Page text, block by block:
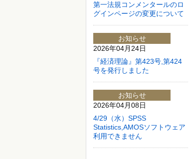
第一法規コンメンタールのロ
グインページの変更について
お知らせ
2026年04月24日
『経済理論』第423号,第424
号を発行しました
お知らせ
2026年04月08日
4/29（水）SPSS
Statistics,AMOSソフトウェア
利用できません